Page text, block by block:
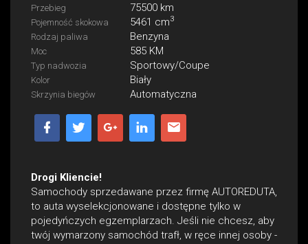
Przebieg 75500 km
Pojemność skokowa 5461 cm3
Rodzaj paliwa Benzyna
Moc 585 KM
Typ nadwozia Sportowy/Coupe
Kolor Biały
Skrzynia biegów Automatyczna
Drogi Kliencie!
Samochody sprzedawane przez firmę AUTOREDUTA,
to auta wyselekcjonowane i dostępne tylko w
pojedyńczych egzemplarzach. Jeśli nie chcesz, aby
twój wymarzony samochód trafł‚ w ręce innej osoby -